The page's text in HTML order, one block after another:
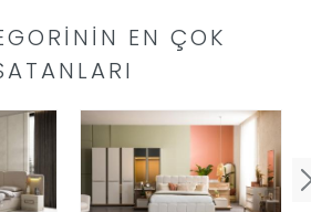
EN ÇOK